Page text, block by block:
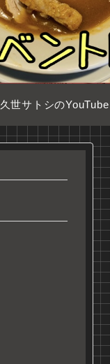
久世サトシのYouTube